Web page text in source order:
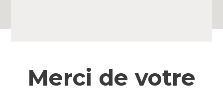
Merci de votre